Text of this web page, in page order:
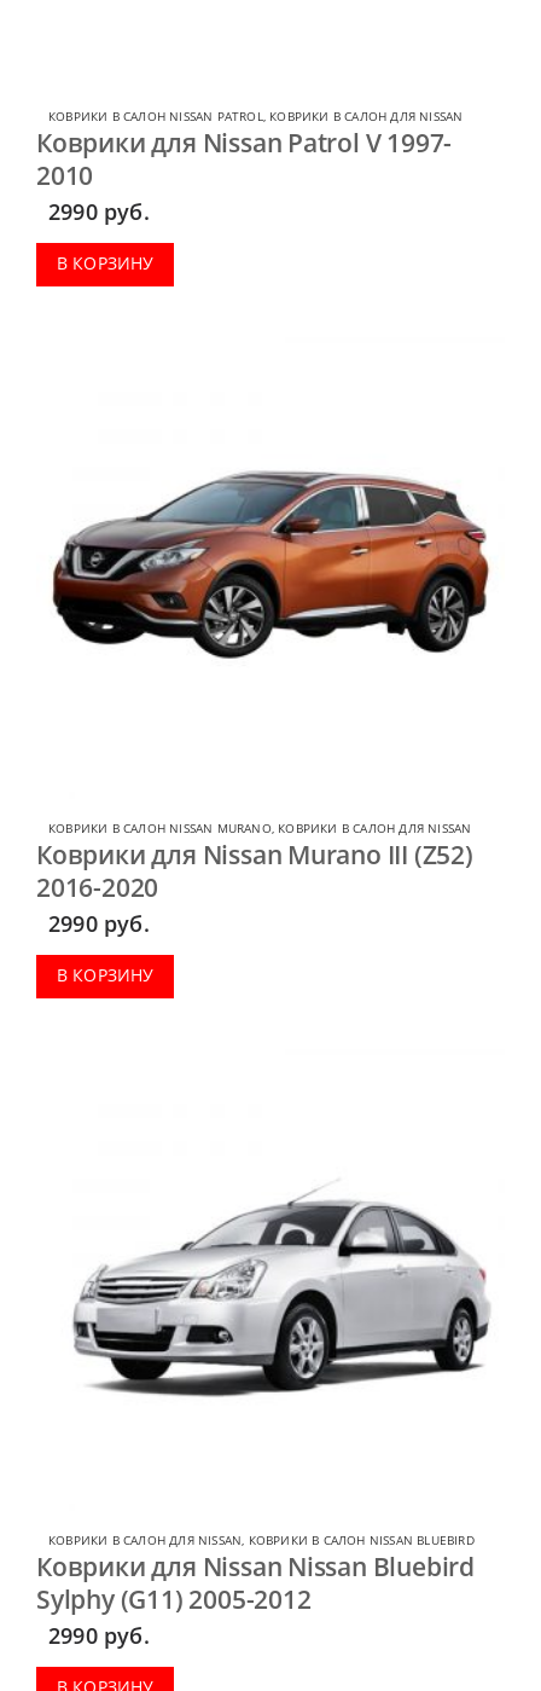
КОВРИКИ В САЛОН NISSAN PATROL, КОВРИКИ В САЛОН ДЛЯ NISSAN
Коврики для Nissan Patrol V 1997-
2010
2990 руб.
В КОРЗИНУ
КОВРИКИ В САЛОН NISSAN MURANO, КОВРИКИ В САЛОН ДЛЯ NISSAN
Коврики для Nissan Murano III (Z52)
2016-2020
2990 руб.
В КОРЗИНУ
КОВРИКИ В САЛОН ДЛЯ NISSAN, КОВРИКИ В САЛОН NISSAN BLUEBIRD
Коврики для Nissan Nissan Bluebird
Sylphy (G11) 2005-2012
2990 руб.